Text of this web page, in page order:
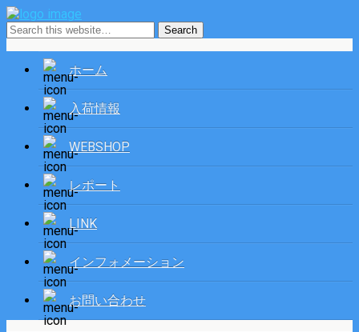
ホーム
入荷情報
WEBSHOP
レポート
LINK
インフォメーション
お問い合わせ